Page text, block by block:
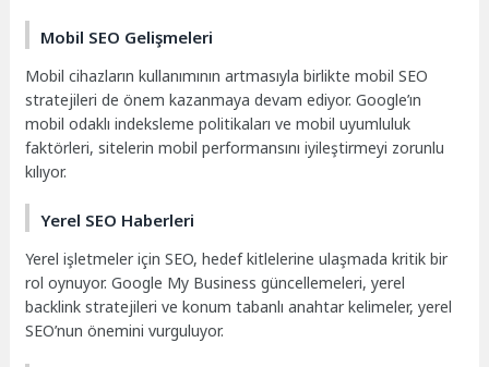
Mobil SEO Gelişmeleri
Mobil cihazların kullanımının artmasıyla birlikte mobil SEO
stratejileri de önem kazanmaya devam ediyor. Google’ın
mobil odaklı indeksleme politikaları ve mobil uyumluluk
faktörleri, sitelerin mobil performansını iyileştirmeyi zorunlu
kılıyor.
Yerel SEO Haberleri
Yerel işletmeler için SEO, hedef kitlelerine ulaşmada kritik bir
rol oynuyor. Google My Business güncellemeleri, yerel
backlink stratejileri ve konum tabanlı anahtar kelimeler, yerel
SEO’nun önemini vurguluyor.